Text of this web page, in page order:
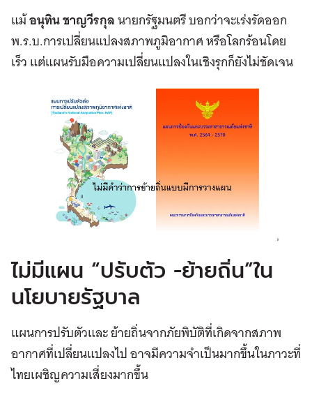
แม้อนุทิน ชาญวีรกุลนายกรัฐมนตรี บอกว่าจะเร่งรัดออก
พ.ร.บ.การเปลี่ยนแปลงสภาพภูมิอากาศ หรือโลกร้อนโดย
เร็ว แต่แผนรับมือความเปลี่ยนแปลงในเชิงรุกก็ยังไม่ชัดเจน
ไม่มีแผน “ปรับตัว -ย้ายถิ่น”ใน
นโยบายรัฐบาล
แผนการปรับตัวและ ย้ายถิ่นจากภัยพิบัติที่เกิดจากสภาพ
อากาศที่เปลี่ยนแปลงไป อาจมีความจำเป็นมากขึ้นในภาวะที่
ไทยเผชิญความเสี่ยงมากขึ้น